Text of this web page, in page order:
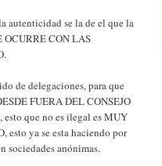
autenticidad se la de el que la
OCURRE CON LAS
de delegaciones, para que
FUERA DEL CONSEJO
que no es ilegal es MUY
esto ya se esta haciendo por
sociedades anónimas.